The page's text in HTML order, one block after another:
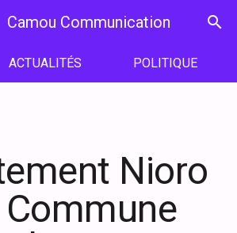
Camou Communication search
ACTUALITÉS POLITIQUE
Nioro